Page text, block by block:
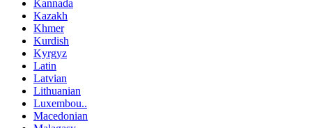
Kannada
Kazakh
Khmer
Kurdish
Kyrgyz
Latin
Latvian
Lithuanian
Luxembou..
Macedonian